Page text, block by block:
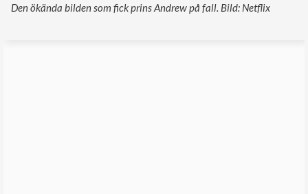
Den ökända bilden som fick prins Andrew på fall. Bild: Netflix